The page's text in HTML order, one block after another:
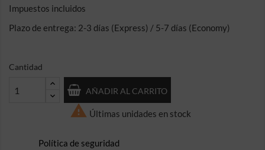
Impuestos incluidos
Plazo de entrega: 2-3 días (Express) / 5-7 días (Economy)
Cantidad
AÑADIR AL CARRITO
 Últimas unidades en stock
Política de seguridad